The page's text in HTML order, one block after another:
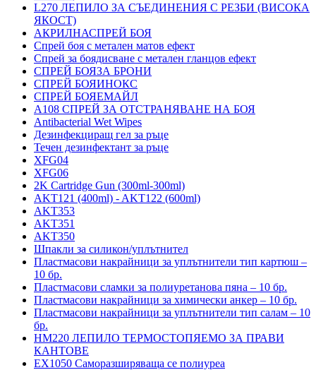
L270 ЛЕПИЛО ЗА СЪЕДИНЕНИЯ С РЕЗБИ (ВИСОКА
ЯКОСТ)
АКРИЛНАСПРЕЙ БОЯ
Спрей боя с метален матов ефект
Спрей за боядисване с метален гланцов ефект
СПРЕЙ БОЯЗА БРОНИ
СПРЕЙ БОЯИНОКС
СПРЕЙ БОЯЕМАЙЛ
A108 СПРЕЙ ЗА ОТСТРАНЯВАНЕ НА БОЯ
Antibacterial Wet Wipes
Дезинфекциращ гел за ръце
Течен дезинфектант за ръце
XFG04
XFG06
2K Cartridge Gun (300ml-300ml)
AKT121 (400ml) - AKT122 (600ml)
AKT353
AKT351
AKT350
Шпакли за силикон/уплътнител
Пластмасови накрайници за уплътнители тип картюш –
10 бр.
Пластмасови сламки за полиуретанова пяна – 10 бр.
Пластмасови накрайници за химически анкер – 10 бр.
Пластмасови накрайници за уплътнители тип салам – 10
бр.
HM220 ЛЕПИЛО ТЕРМОСТОПЯЕМО ЗА ПРАВИ
КАНТОВЕ
EX1050 Саморазширяваща се полиуреа